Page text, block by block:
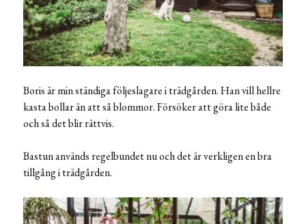
Boris är min ständiga följeslagare i trädgården. Han vill hellre
kasta bollar än att så blommor. Försöker att göra lite både
och så det blir rättvis.
Bastun används regelbundet nu och det är verkligen en bra
tillgång i trädgården.